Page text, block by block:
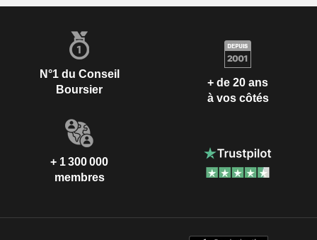
N°1 du Conseil
Boursier
+ de 20 ans
à vos côtés
+ 1 300 000
membres